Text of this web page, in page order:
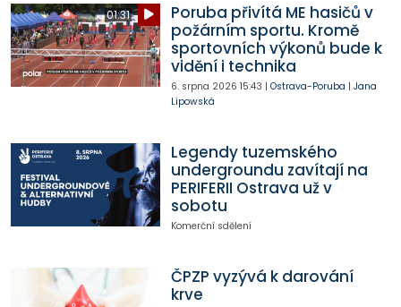
01:31
Poruba přivítá ME hasičů v
požárním sportu. Kromě
sportovních výkonů bude k
vidění i technika
6. srpna 2026 15:43 | Ostrava-Poruba | Jana
Lipowská
Legendy tuzemského
undergroundu zavítají na
PERIFERII Ostrava už v
sobotu
Komerční sdělení
ČPZP vyzývá k darování
krve